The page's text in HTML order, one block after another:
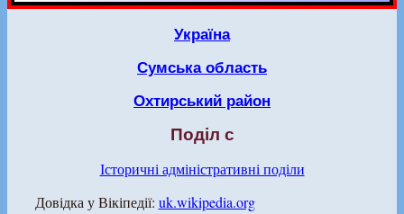
Україна
Сумська область
Охтирський район
Поділ с
Історичні адміністративні поділи
Довідка у Вікіпедії: uk.wikipedia.org